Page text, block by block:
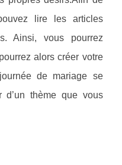
lire les articles
Ainsi, vous pourrez
alors créer votre
de mariage se
thème que vous